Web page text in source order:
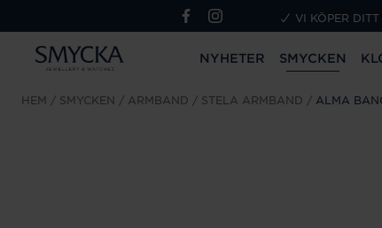
VI KÖPER
NYHETER SMYCKEN
HEM SMYCKEN ARMBAND STELA ARMBAND ALMA